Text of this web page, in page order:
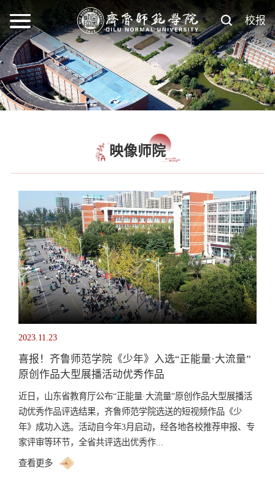
校报
映像师院
2023.11.23
喜报！齐鲁师范学院《少年》入选“正能量·大流量”
原创作品大型展播活动优秀作品
近日，山东省教育厅公布“正能量·大流量”原创作品大型展播活
动优秀作品评选结果，齐鲁师范学院选送的短视频作品《少
年》成功入选。活动自今年3月启动，经各地各校推荐申报、专
家评审等环节，全省共评选出优秀作...
查看更多